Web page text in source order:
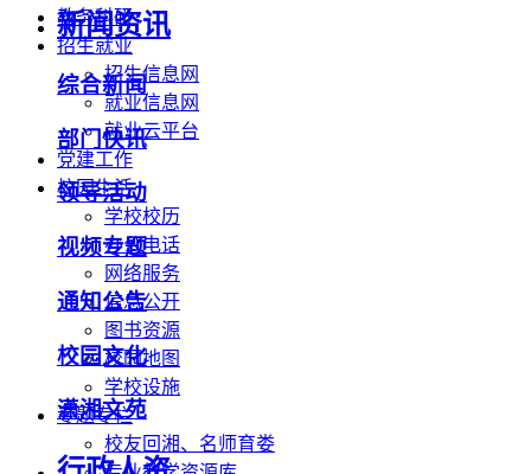
教务科研
招生就业
招生信息网
就业信息网
就业云平台
党建工作
校园生活
学校校历
办公电话
网络服务
信息公开
图书资源
校园地图
学校设施
专题专栏
校友回湘、名师育娄
新闻资讯
综合新闻
部门快讯
领导活动
视频专题
通知公告
校园文化
潇湘文苑